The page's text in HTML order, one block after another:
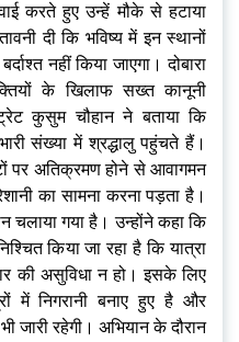
करते हुए उन्हें मौके से हटाया
दी कि भविष्य में इन स्थानों
नहीं किया जाएगा। दोबारा
के खिलाफ सख्त कानूनी
कुसुम चौहान ने बताया कि
भारी संख्या में श्रद्धालु पहुंचते हैं।
पर अतिक्रमण होने से आवागमन
का सामना करना पड़ता है।
चलाया गया है। उन्होंने कहा कि
किया जा रहा है कि यात्रा
की असुविधा न हो। इसके लिए
में निगरानी बनाए हुए है और
जारी रहेगी। अभियान के दौरान